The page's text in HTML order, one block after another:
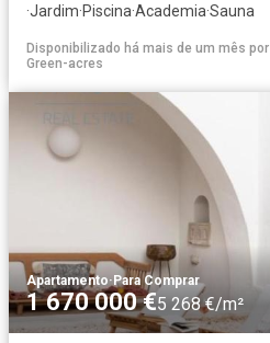
·Jardim·Piscina·Academia·Sauna
Disponibilizado há mais de um mês por
Green-acres
Apartamento·Para Comprar
1 670 000 €5 268 €/m²